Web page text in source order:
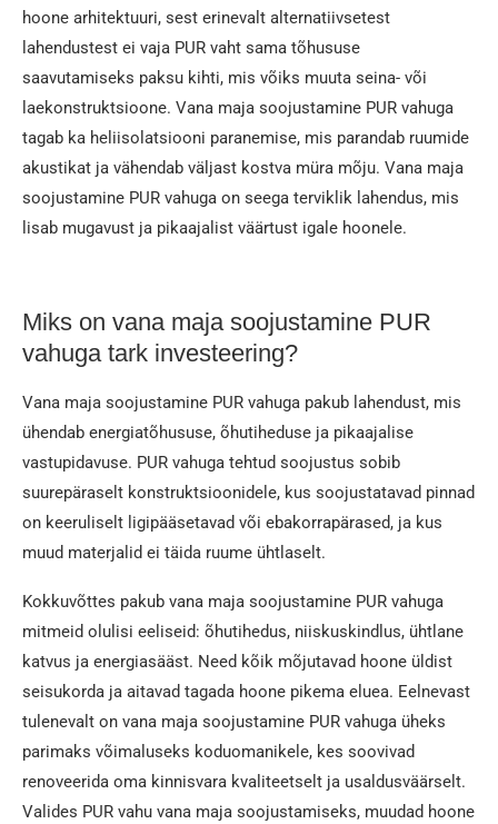
hoone arhitektuuri, sest erinevalt alternatiivsetest
lahendustest ei vaja PUR vaht sama tõhususe
saavutamiseks paksu kihti, mis võiks muuta seina- või
laekonstruktsioone. Vana maja soojustamine PUR vahuga
tagab ka heliisolatsiooni paranemise, mis parandab ruumide
akustikat ja vähendab väljast kostva müra mõju. Vana maja
soojustamine PUR vahuga on seega terviklik lahendus, mis
lisab mugavust ja pikaajalist väärtust igale hoonele.
Miks on vana maja soojustamine PUR
vahuga tark investeering?
Vana maja soojustamine PUR vahuga pakub lahendust, mis
ühendab energiatõhususe, õhutiheduse ja pikaajalise
vastupidavuse. PUR vahuga tehtud soojustus sobib
suurepäraselt konstruktsioonidele, kus soojustatavad pinnad
on keeruliselt ligipääsetavad või ebakorrapärased, ja kus
muud materjalid ei täida ruume ühtlaselt.
Kokkuvõttes pakub vana maja soojustamine PUR vahuga
mitmeid olulisi eeliseid: õhutihedus, niiskuskindlus, ühtlane
katvus ja energiasääst. Need kõik mõjutavad hoone üldist
seisukorda ja aitavad tagada hoone pikema eluea. Eelnevast
tulenevalt on vana maja soojustamine PUR vahuga üheks
parimaks võimaluseks koduomanikele, kes soovivad
renoveerida oma kinnisvara kvaliteetselt ja usaldusväärselt.
Valides PUR vahu vana maja soojustamiseks, muudad hoone